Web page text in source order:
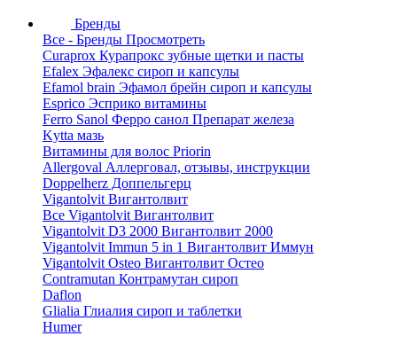
Бренды
Все - Бренды Просмотреть
Curaprox Курапрокс зубные щетки и пасты
Efalex Эфалекс сироп и капсулы
Efamol brain Эфамол брейн сироп и капсулы
Esprico Эсприко витамины
Ferro Sanol Ферро санол Препарат железа
Kytta мазь
Витамины для волос Priorin
Allergoval Аллерговал, отзывы, инструкции
Doppelherz Доппельгерц
Vigantolvit Вигантолвит
Все Vigantolvit Вигантолвит
Vigantolvit D3 2000 Вигантолвит 2000
Vigantolvit Immun 5 in 1 Вигантолвит Иммун
Vigantolvit Osteo Вигантолвит Остео
Contramutan Контрамутан сироп
Daflon
Glialia Глиалия сироп и таблетки
Humer